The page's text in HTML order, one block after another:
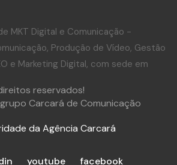
reservados!
Carcará de Comunicação
da Agência Carcará
youtube facebook